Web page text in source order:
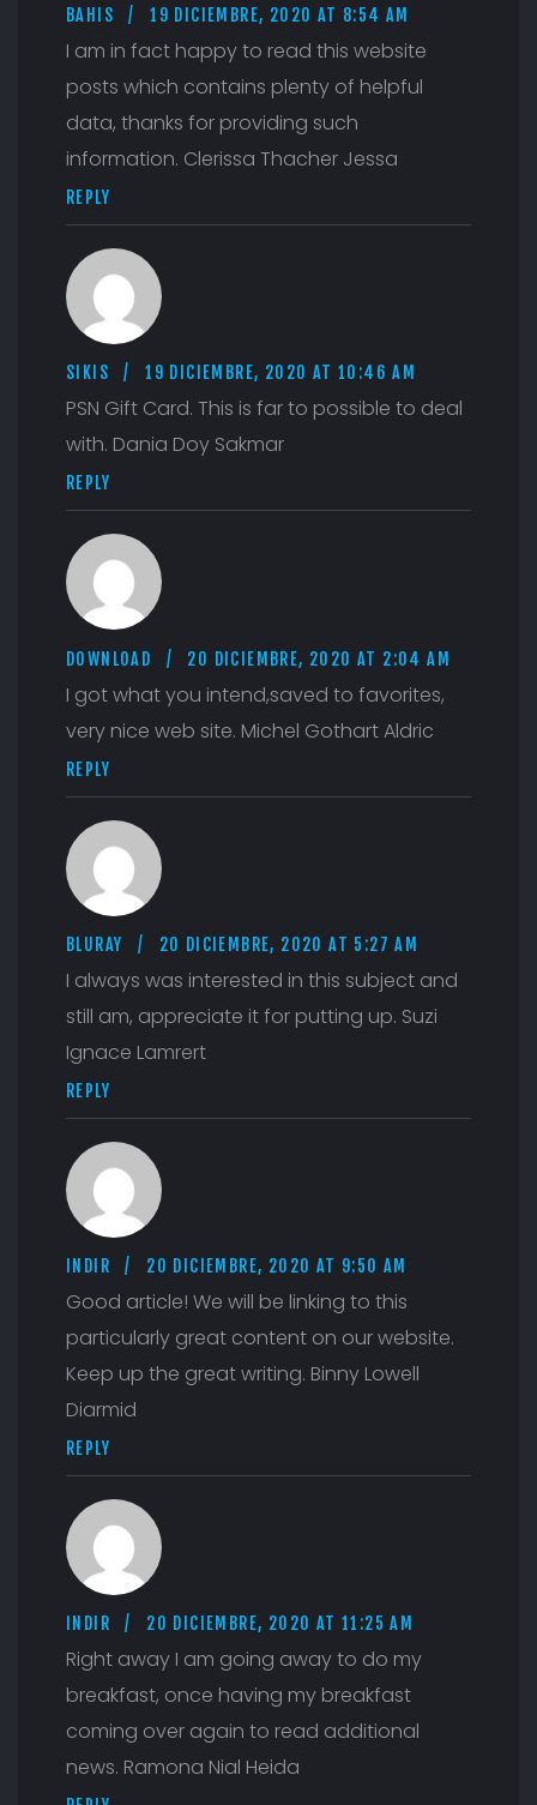
BAHIS 19 DICIEMBRE, 2020 AT 8:54 AM
I am in fact happy to read this website
posts which contains plenty of helpful
data, thanks for providing such
information. Clerissa Thacher Jessa
REPLY
SIKIS 19 DICIEMBRE, 2020 AT 10:46 AM
PSN Gift Card. This is far to possible to deal
with. Dania Doy Sakmar
REPLY
DOWNLOAD 20 DICIEMBRE, 2020 AT 2:04 AM
I got what you intend,saved to favorites,
very nice web site. Michel Gothart Aldric
REPLY
BLURAY 20 DICIEMBRE, 2020 AT 5:27 AM
I always was interested in this subject and
still am, appreciate it for putting up. Suzi
Ignace Lamrert
REPLY
INDIR 20 DICIEMBRE, 2020 AT 9:50 AM
Good article! We will be linking to this
particularly great content on our website.
Keep up the great writing. Binny Lowell
Diarmid
REPLY
INDIR 20 DICIEMBRE, 2020 AT 11:25 AM
Right away I am going away to do my
breakfast, once having my breakfast
coming over again to read additional
news. Ramona Nial Heida